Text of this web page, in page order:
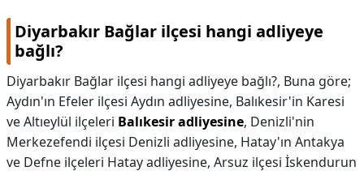
Diyarbakır Bağlar ilçesi hangi adliyeye
bağlı?
Diyarbakır Bağlar ilçesi hangi adliyeye bağlı?, Buna göre;
Aydın'ın Efeler ilçesi Aydın adliyesine, Balıkesir'in Karesi
ve Altıeylül ilçeleri Balıkesir adliyesine, Denizli'nin
Merkezefendi ilçesi Denizli adliyesine, Hatay'ın Antakya
ve Defne ilçeleri Hatay adliyesine, Arsuz ilçesi İskendurun